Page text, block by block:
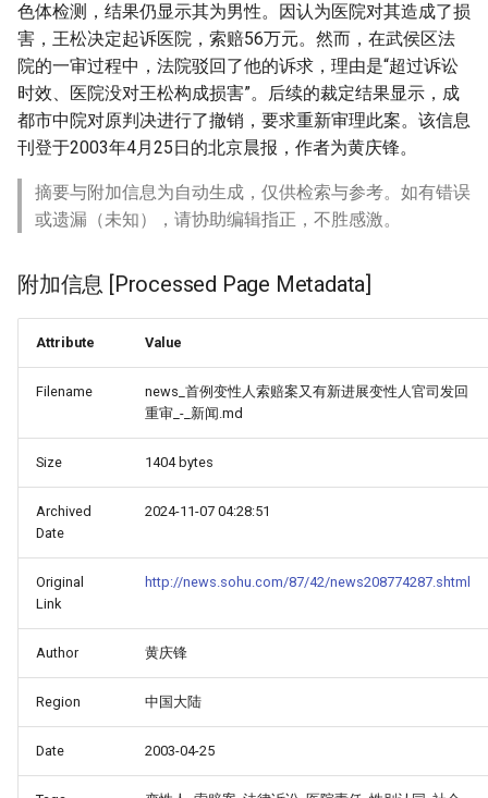
色体检测，结果仍显示其为男性。因认为医院对其造成了损
害，王松决定起诉医院，索赔56万元。然而，在武侯区法
院的一审过程中，法院驳回了他的诉求，理由是“超过诉讼
时效、医院没对王松构成损害”。后续的裁定结果显示，成
都市中院对原判决进行了撤销，要求重新审理此案。该信息
刊登于2003年4月25日的北京晨报，作者为黄庆锋。
摘要与附加信息为自动生成，仅供检索与参考。如有错误
或遗漏（未知），请协助编辑指正，不胜感激。
附加信息 [Processed Page Metadata]
Attribute Value
Filename
news_首例变性人索赔案又有新进展变性人官司发回
重审_-_新闻.md
Size 1404 bytes
Archived
Date
2024-11-07 04:28:51
Original
Link
http://news.sohu.com/87/42/news208774287.shtml
Author 黄庆锋
Region 中国大陆
Date 2003-04-25